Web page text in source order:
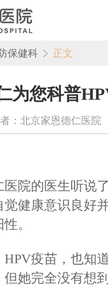
保健科 正文
为您科普
：北京家恩德仁医院
的医生听说了
健康意识良好
。
疫苗，也知
她完全没有想